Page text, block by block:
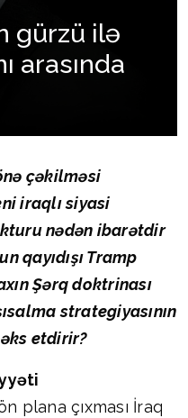
gürzü ilə
arasında
çəkilməsi
iraqlı siyasi
nədən ibarətdir
qayıdışı Tramp
Şərq doktrinası
strategiyasının
etdirir?
plana çıxması İraq